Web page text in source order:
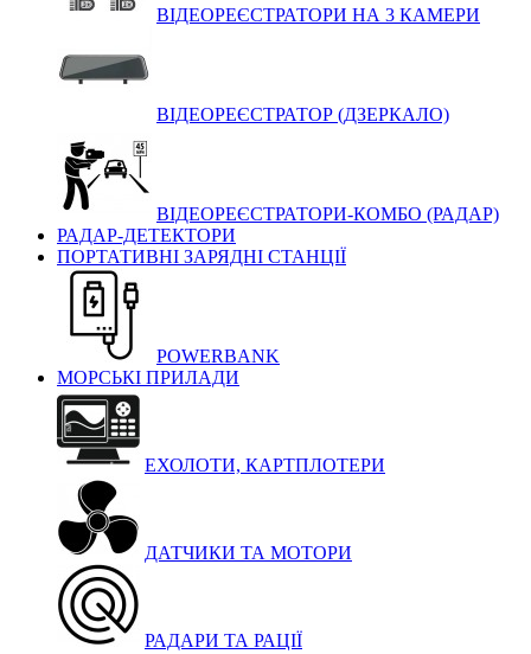
ВІДЕОРЕЄСТРАТОРИ НА 3 КАМЕРИ
ВІДЕОРЕЄСТРАТОР (ДЗЕРКАЛО)
ВІДЕОРЕЄСТРАТОРИ-КОМБО (РАДАР)
РАДАР-ДЕТЕКТОРИ
ПОРТАТИВНІ ЗАРЯДНІ СТАНЦІЇ
POWERBANK
МОРСЬКІ ПРИЛАДИ
ЕХОЛОТИ, КАРТПЛОТЕРИ
ДАТЧИКИ ТА МОТОРИ
РАДАРИ ТА РАЦІЇ